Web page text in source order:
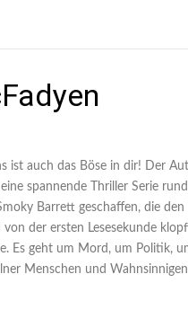
ist auch das Böse in dir! Der
spannende Thriller Serie
Barrett geschaffen, die den
von der ersten Lesesekunde
Es geht um Mord, um Politik,
Menschen und